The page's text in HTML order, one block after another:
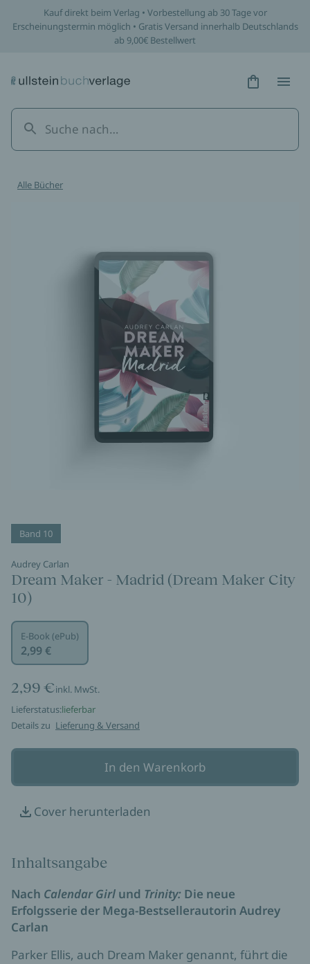
Kauf direkt beim Verlag • Vorbestellung ab 30 Tage vor
Erscheinungstermin möglich • Gratis Versand innerhalb Deutschlands
ab 9,00€ Bestellwert
Hidden
Alle Bücher
Band 10
Audrey Carlan
Dream Maker - Madrid (Dream Maker City
10)
E-Book (ePub)
2,99 €
2,99 €inkl. MwSt.
Lieferstatus:lieferbar
Details zu Lieferung & Versand
In den Warenkorb
Cover herunterladen
Inhaltsangabe
Nach Calendar Girl und Trinity: Die neue
Erfolgsserie der Mega-Bestsellerautorin Audrey
Carlan
Parker Ellis, auch Dream Maker genannt, führt die